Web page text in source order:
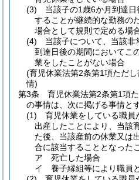
(3)
当該子の1歳6か月到達
することが継続的な勤務の
場合として規則で定める場
(4)
当該子について、当該非
到達日後の期間においてこ
業をしたことがない場合
(育児休業法第2条第1項ただ
情)
第3条
育児休業法第2条第1項
の事情は、次に掲げる事情とす
(1)
育児休業をしている職員
出産したことにより、当該
た後、当該産前の休業又は
合に該当することとなったこ
ア
死亡した場合
イ
養子縁組等により職員